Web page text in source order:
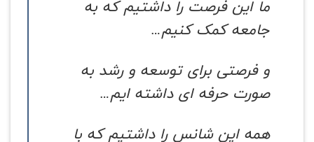
ما این فرصت را داشتیم که به
جامعه کمک کنیم…
و فرصتی برای توسعه و رشد به
صورت حرفه ای داشته ایم…
همه این شانس را داشتیم که با